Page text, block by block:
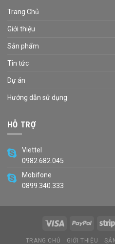
Trang Chủ
Giới thiệu
Sản phẩm
Tin tức
Dự án
Hướng dẫn sử dụng
HỖ TRỢ
Viettel
0982.682.045
Mobifone
0899.340.333
TRANG CHỦ GIỚI THIỆU